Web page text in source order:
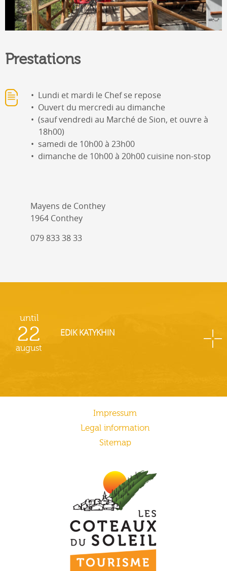
Prestations
Lundi et mardi le Chef se repose
Ouvert du mercredi au dimanche
(sauf vendredi au Marché de Sion, et ouvre à
18h00)
samedi de 10h00 à 23h00
dimanche de 10h00 à 20h00 cuisine non-stop
Mayens de Conthey
1964 Conthey
079 833 38 33
until
22
august
EDIK KATYKHIN
Impressum
Legal information
Sitemap